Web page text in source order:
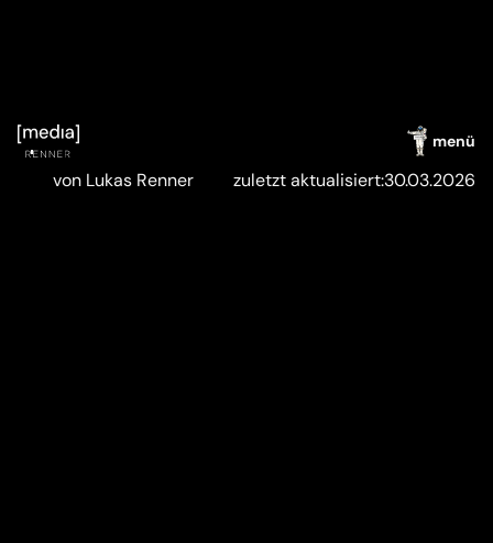
menü
von Lukas Renner zuletzt aktualisiert:30.03.2026